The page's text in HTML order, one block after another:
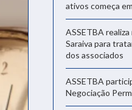
ativos começa
ASSETBA
Saraiva para
dos associados
ASSETBA
Negociação